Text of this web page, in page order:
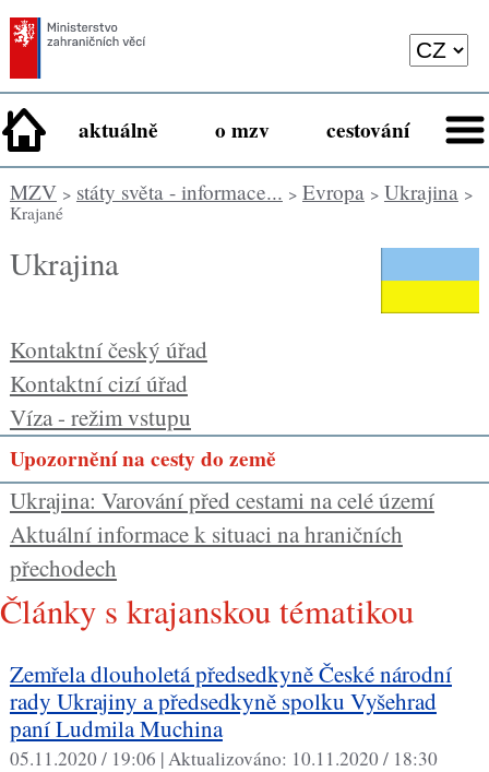
aktuálně o mzv cestování
MZV> státy světa - informace... > Evropa> Ukrajina>
Krajané
Ukrajina
Kontaktní český úřad
Kontaktní cizí úřad
Víza - režim vstupu
Upozornění na cesty do země
Ukrajina: Varování před cestami na celé území
Aktuální informace k situaci na hraničních
přechodech
Články s krajanskou tématikou
Zemřela dlouholetá předsedkyně České národní
rady Ukrajiny a předsedkyně spolku Vyšehrad
paní Ludmila Muchina
05.11.2020 / 19:06 |Aktualizováno: 10.11.2020 / 18:30